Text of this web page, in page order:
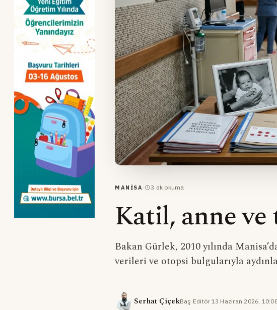
MANISA· 3 dk okuma
Katil, anne ve
Bakan Gürlek, 2010 yılında
verileri ve otopsi bulgularıyla
Serhat ÇiçekBaş Editör·13 Haziran 2026,